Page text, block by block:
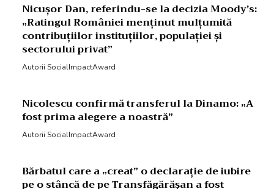
Nicușor Dan, referindu-se la decizia Moody’s:
„Ratingul României menținut mulțumită
contribuțiilor instituțiilor, populației și
sectorului privat”
Autorii SocialImpactAward
Nicolescu confirmă transferul la Dinamo: „A
fost prima alegere a noastră”
Autorii SocialImpactAward
Bărbatul care a „creat” o declarație de iubire
pe o stâncă de pe Transfăgărășan a fost